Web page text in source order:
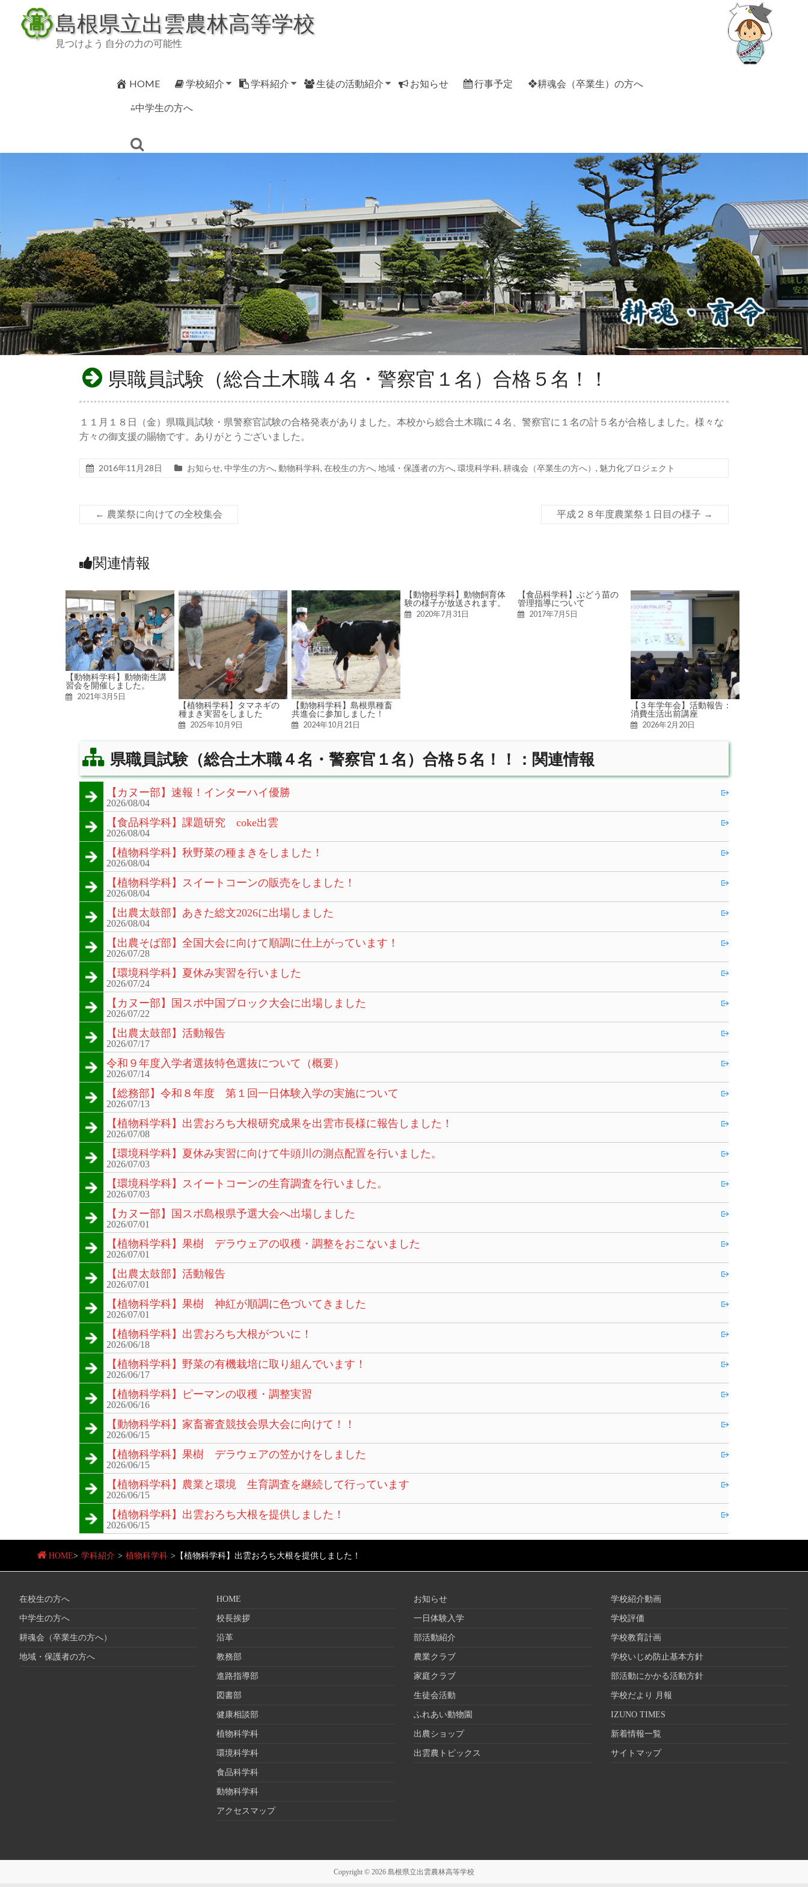
content
島根県立出雲農林高等学校
見つけよう 自分の力の可能性
HOME 学校紹介 学科紹介 生徒の活動紹介 お知らせ 行事予定 ❖耕魂会（卒業生）の方へ
⁂中学生の方へ
県職員試験（総合土木職４名・警察官１名）合格５名！！
１１月１８日（金）県職員試験・県警察官試験の合格発表がありました。本校から総合土木職に４名、警察官に１名の計５名が合格しました。様々な
方々の御支援の賜物です。ありがとうございました。
2016年11月28日 お知らせ, 中学生の方へ, 動物科学科, 在校生の方へ, 地域・保護者の方へ, 環境科学科, 耕魂会（卒業生の方へ） , 魅力化プロジェクト
← 農業祭に向けての全校集会 平成２８年度農業祭１日目の様子 →
関連情報
【動物科学科】動物衛生講
習会を開催しました。
2021年3月5日
【植物科学科】タマネギの
種まき実習をしました
2025年10月9日
【動物科学科】島根県種畜
共進会に参加しました！
2024年10月21日
【動物科学科】動物飼育体
験の様子が放送されます。
2020年7月31日
【食品科学科】ぶどう苗の
管理指導について
2017年7月5日
【３年学年会】活動報告：
消費生活出前講座
2026年2月20日
県職員試験（総合土木職４名・警察官１名）合格５名！！：関連情報
【カヌー部】速報！インターハイ優勝
2026/08/04
【食品科学科】課題研究 coke出雲
2026/08/04
【植物科学科】秋野菜の種まきをしました！
2026/08/04
【植物科学科】スイートコーンの販売をしました！
2026/08/04
【出農太鼓部】あきた総文2026に出場しました
2026/08/04
【出農そば部】全国大会に向けて順調に仕上がっています！
2026/07/28
【環境科学科】夏休み実習を行いました
2026/07/24
【カヌー部】国スポ中国ブロック大会に出場しました
2026/07/22
【出農太鼓部】活動報告
2026/07/17
令和９年度入学者選抜特色選抜について（概要）
2026/07/14
【総務部】令和８年度 第１回一日体験入学の実施について
2026/07/13
【植物科学科】出雲おろち大根研究成果を出雲市長様に報告しました！
2026/07/08
【環境科学科】夏休み実習に向けて牛頭川の測点配置を行いました。
2026/07/03
【環境科学科】スイートコーンの生育調査を行いました。
2026/07/03
【カヌー部】国スポ島根県予選大会へ出場しました
2026/07/01
【植物科学科】果樹 デラウェアの収穫・調整をおこないました
2026/07/01
【出農太鼓部】活動報告
2026/07/01
【植物科学科】果樹 神紅が順調に色づいてきました
2026/07/01
【植物科学科】出雲おろち大根がついに！
2026/06/18
【植物科学科】野菜の有機栽培に取り組んでいます！
2026/06/17
【植物科学科】ピーマンの収穫・調整実習
2026/06/16
【動物科学科】家畜審査競技会県大会に向けて！！
2026/06/15
【植物科学科】果樹 デラウェアの笠かけをしました
2026/06/15
【植物科学科】農業と環境 生育調査を継続して行っています
2026/06/15
【植物科学科】出雲おろち大根を提供しました！
2026/06/15
HOME> 学科紹介 > 植物科学科 > 【植物科学科】出雲おろち大根を提供しました！
在校生の方へ
中学生の方へ
耕魂会（卒業生の方へ）
地域・保護者の方へ
HOME
校長挨拶
沿革
教務部
進路指導部
図書部
健康相談部
植物科学科
環境科学科
食品科学科
動物科学科
アクセスマップ
お知らせ
一日体験入学
部活動紹介
農業クラブ
家庭クラブ
生徒会活動
ふれあい動物園
出農ショップ
出雲農トピックス
学校紹介動画
学校評価
学校教育計画
学校いじめ防止基本方針
部活動にかかる活動方針
学校だより 月報
IZUNO TIMES
新着情報一覧
サイトマップ
Copyright © 2026 島根県立出雲農林高等学校